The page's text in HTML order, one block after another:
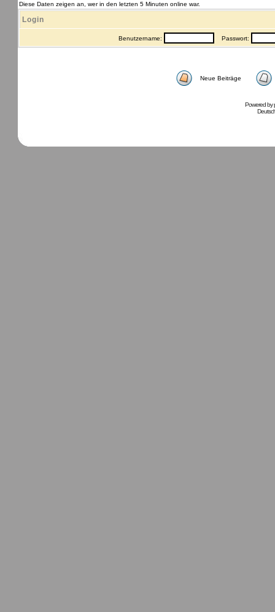
Diese Daten zeigen an, wer in den letzten 5 Minuten online war.
Login
Benutzername: Passwort:
Neue Beiträge
Powered by